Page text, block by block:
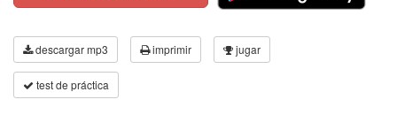
descargar mp3 imprimir jugar
test de práctica